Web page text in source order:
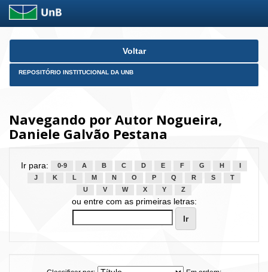
Skip
Voltar
REPOSITÓRIO INSTITUCIONAL DA UNB
Navegando por Autor Nogueira,
Daniele Galvão Pestana
Ir para: 0-9 A B C D E F G H
J
K L M N O P Q R S
T
U
V W X Y Z
ou entre com as primeiras letras: